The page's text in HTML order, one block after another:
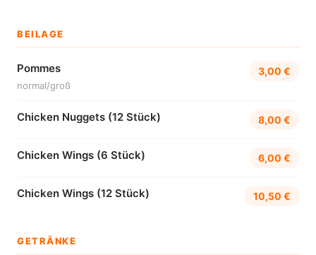
BEILAGE
Pommes
normal/groß
3,00 €
Chicken Nuggets (12 Stück) 8,00 €
Chicken Wings (6 Stück) 6,00 €
Chicken Wings (12 Stück) 10,50 €
GETRÄNKE